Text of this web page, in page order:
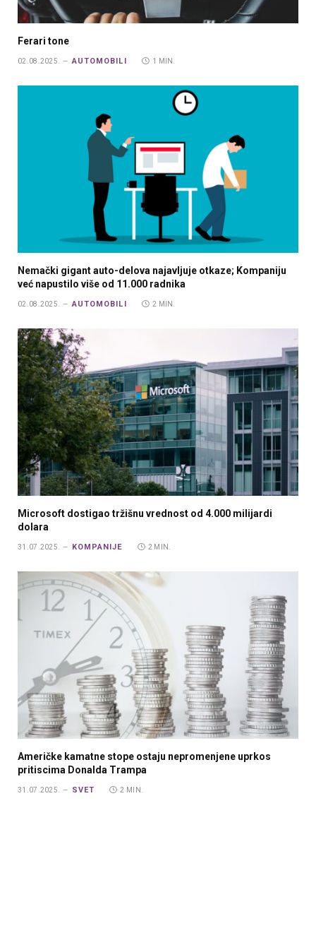
Ferari tone
02.08.2025. AUTOMOBILI 1 MIN.
Nemački gigant auto-delova najavljuje otkaze; Kompaniju
već napustilo više od 11.000 radnika
02.08.2025. AUTOMOBILI 2 MIN.
Microsoft dostigao tržišnu vrednost od 4.000 milijardi
dolara
31.07.2025. KOMPANIJE 2 MIN.
Američke kamatne stope ostaju nepromenjene uprkos
pritiscima Donalda Trampa
31.07.2025. SVET 2 MIN.